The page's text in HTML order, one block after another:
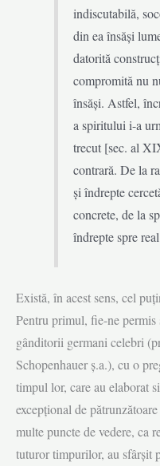
indiscutabilă,
din ea însăși
datorită
compromită nu
însăși. Astfel,
a spiritului i-a
trecut [sec. al
contrară. De la
și îndrepte
concrete, de la
îndrepte spre
Există, în acest sens, cel
Pentru primul, fie-ne
gânditorii germani celebri
Schopenhauer ș.a.), cu o
timpul lor, care au elaborat
excepțional de
multe puncte de vedere, ca
tuturor timpurilor, au sfârșit